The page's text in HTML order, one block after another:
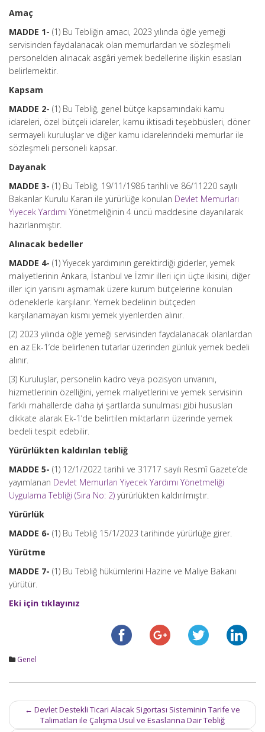
Amaç
MADDE 1- (1) Bu Tebliğin amacı, 2023 yılında öğle yemeği
servisinden faydalanacak olan memurlardan ve sözleşmeli
personelden alınacak asgâri yemek bedellerine ilişkin esasları
belirlemektir.
Kapsam
MADDE 2- (1) Bu Tebliğ, genel bütçe kapsamındaki kamu
idareleri, özel bütçeli idareler, kamu iktisadi teşebbüsleri, döner
sermayeli kuruluşlar ve diğer kamu idarelerindeki memurlar ile
sözleşmeli personeli kapsar.
Dayanak
MADDE 3- (1) Bu Tebliğ, 19/11/1986 tarihli ve 86/11220 sayılı
Bakanlar Kurulu Kararı ile yürürlüğe konulan Devlet Memurları
Yiyecek Yardımı Yönetmeliğinin 4 üncü maddesine dayanılarak
hazırlanmıştır.
Alınacak bedeller
MADDE 4- (1) Yiyecek yardımının gerektirdiği giderler, yemek
maliyetlerinin Ankara, İstanbul ve İzmir illeri için üçte ikisini, diğer
iller için yarısını aşmamak üzere kurum bütçelerine konulan
ödeneklerle karşılanır. Yemek bedelinin bütçeden
karşılanamayan kısmı yemek yiyenlerden alınır.
(2) 2023 yılında öğle yemeği servisinden faydalanacak olanlardan
en az Ek-1’de belirlenen tutarlar üzerinden günlük yemek bedeli
alınır.
(3) Kuruluşlar, personelin kadro veya pozisyon unvanını,
hizmetlerinin özelliğini, yemek maliyetlerini ve yemek servisinin
farklı mahallerde daha iyi şartlarda sunulması gibi hususları
dikkate alarak Ek-1’de belirtilen miktarların üzerinde yemek
bedeli tespit edebilir.
Yürürlükten kaldırılan tebliğ
MADDE 5- (1) 12/1/2022 tarihli ve 31717 sayılı Resmî Gazete’de
yayımlanan Devlet Memurları Yiyecek Yardımı Yönetmeliği
Uygulama Tebliği (Sıra No: 2) yürürlükten kaldırılmıştır.
Yürürlük
MADDE 6- (1) Bu Tebliğ 15/1/2023 tarihinde yürürlüğe girer.
Yürütme
MADDE 7- (1) Bu Tebliğ hükümlerini Hazine ve Maliye Bakanı
yürütür.
Eki için tıklayınız
Genel
Post
navigation
← Devlet Destekli Ticari Alacak Sigortası Sisteminin Tarife ve
Talimatları ile Çalışma Usul ve Esaslarına Dair Tebliğ